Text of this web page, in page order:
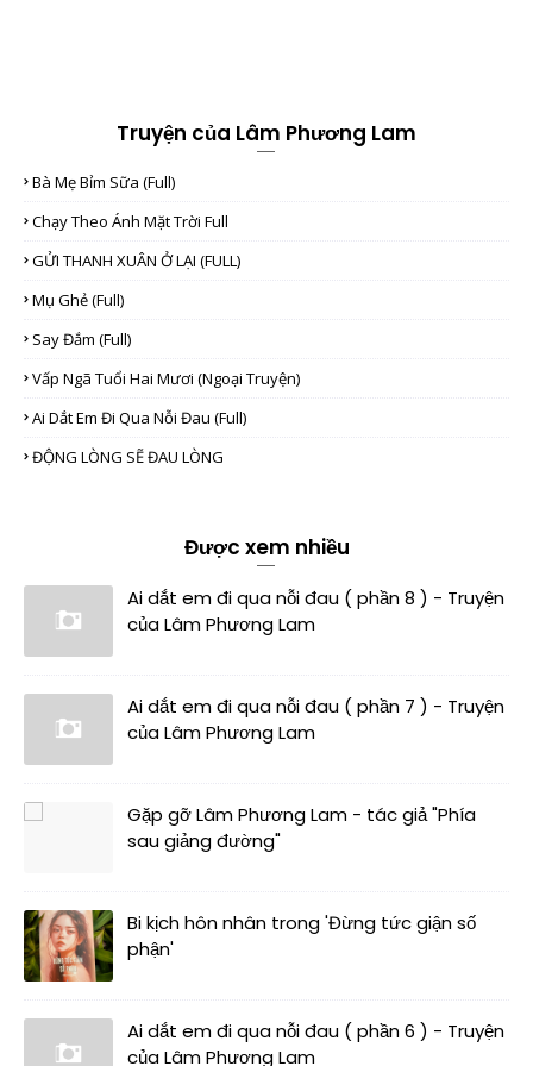
Truyện của Lâm Phương Lam
Bà Mẹ Bỉm Sữa (full)
Chạy Theo Ánh Mặt Trời Full
GỬI THANH XUÂN Ở LẠI (FULL)
Mụ Ghẻ (full)
Say Đắm (full)
Vấp Ngã Tuổi Hai Mươi (Ngoại Truyện)
Ai Dắt Em Đi Qua Nỗi Đau (full)
ĐỘNG LÒNG SẼ ĐAU LÒNG
Được xem nhiều
Ai dắt em đi qua nỗi đau ( phần 8 ) - Truyện
của Lâm Phương Lam
Ai dắt em đi qua nỗi đau ( phần 7 ) - Truyện
của Lâm Phương Lam
Gặp gỡ Lâm Phương Lam - tác giả "Phía
sau giảng đường"
Bi kịch hôn nhân trong 'Đừng tức giận số
phận'
Ai dắt em đi qua nỗi đau ( phần 6 ) - Truyện
của Lâm Phương Lam